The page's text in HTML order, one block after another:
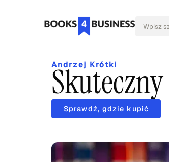
Andrzej Krótki
Sprawdź, gdzie kupić